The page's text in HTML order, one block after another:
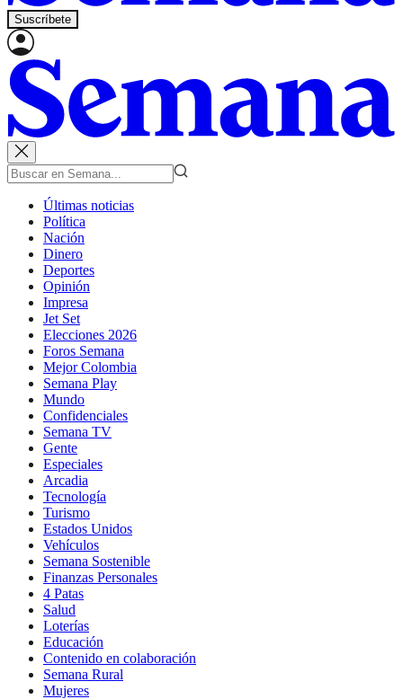
Suscríbete
Últimas noticias
Política
Nación
Dinero
Deportes
Opinión
Impresa
Jet Set
Elecciones 2026
Foros Semana
Mejor Colombia
Semana Play
Mundo
Confidenciales
Semana TV
Gente
Especiales
Arcadia
Tecnología
Turismo
Estados Unidos
Vehículos
Semana Sostenible
Finanzas Personales
4 Patas
Salud
Loterías
Educación
Contenido en colaboración
Semana Rural
Mujeres